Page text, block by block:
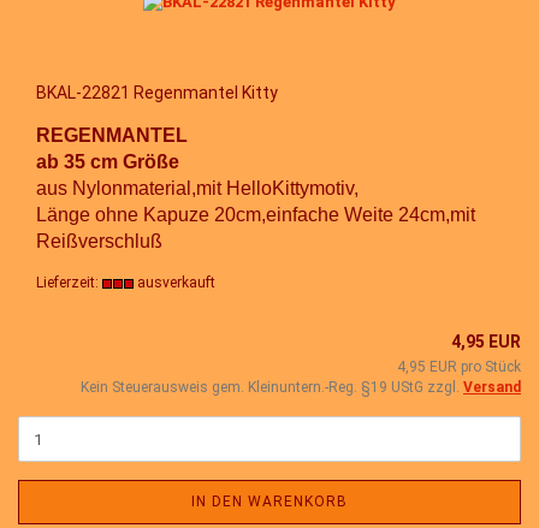
BKAL-22821 Regenmantel Kitty
REGENMANTEL
ab 35 cm Größe
aus Nylonmaterial,mit HelloKittymotiv,
Länge ohne Kapuze 20cm,einfache Weite 24cm,mit
Reißverschluß
Lieferzeit: ausverkauft
4,95 EUR
4,95 EUR pro Stück
Kein Steuerausweis gem. Kleinuntern.-Reg. §19 UStG zzgl. Versand
IN DEN WARENKORB